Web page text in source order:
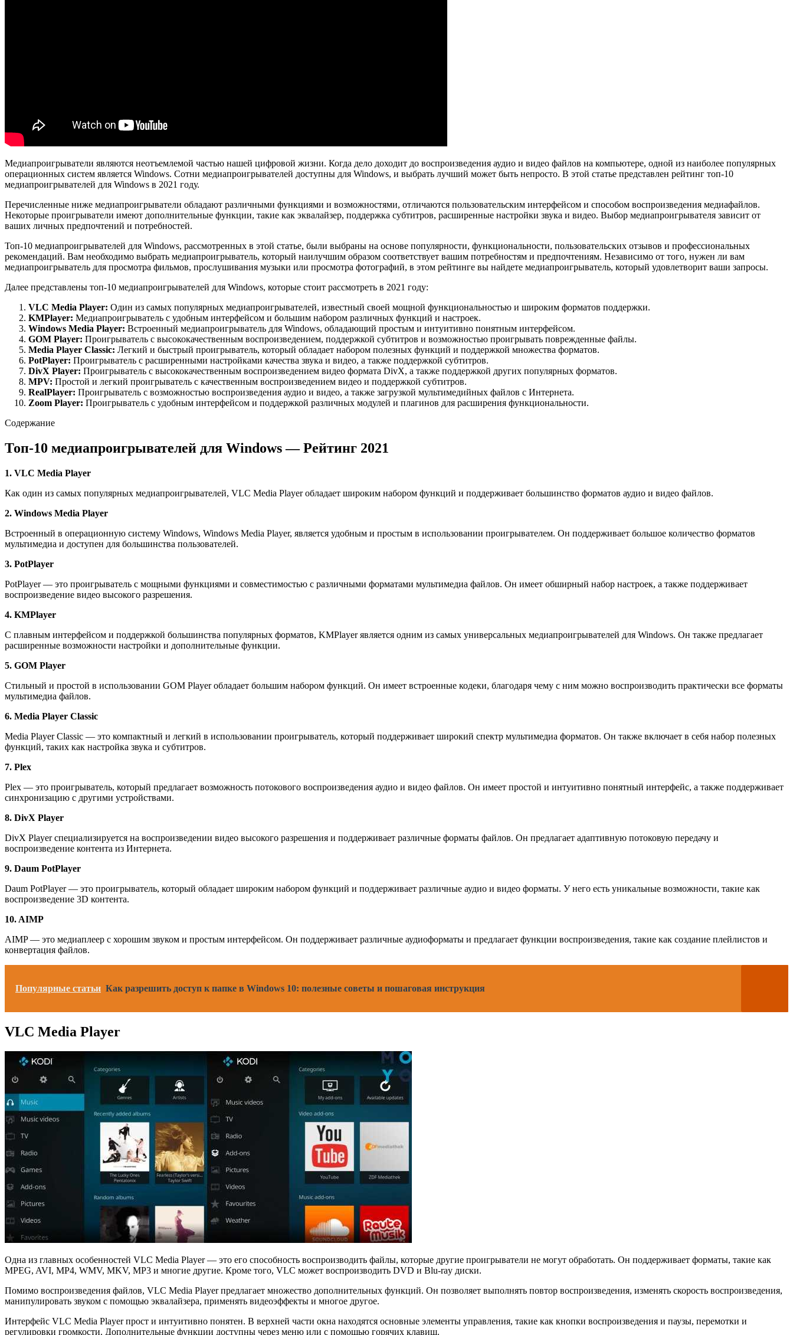
Медиапроигрыватели являются неотъемлемой частью нашей цифровой жизни. Когда дело доходит до воспроизведения аудио и видео файлов на компьютере, одной из наиболее популярных
операционных систем является Windows. Сотни медиапроигрывателей доступны для Windows, и выбрать лучший может быть непросто. В этой статье представлен рейтинг топ-10
медиапроигрывателей для Windows в 2021 году.
Перечисленные ниже медиапроигрыватели обладают различными функциями и возможностями, отличаются пользовательским интерфейсом и способом воспроизведения медиафайлов.
Некоторые проигрыватели имеют дополнительные функции, такие как эквалайзер, поддержка субтитров, расширенные настройки звука и видео. Выбор медиапроигрывателя зависит от
ваших личных предпочтений и потребностей.
Топ-10 медиапроигрывателей для Windows, рассмотренных в этой статье, были выбраны на основе популярности, функциональности, пользовательских отзывов и профессиональных
рекомендаций. Вам необходимо выбрать медиапроигрыватель, который наилучшим образом соответствует вашим потребностям и предпочтениям. Независимо от того, нужен ли вам
медиапроигрыватель для просмотра фильмов, прослушивания музыки или просмотра фотографий, в этом рейтинге вы найдете медиапроигрыватель, который удовлетворит ваши запросы.
Далее представлены топ-10 медиапроигрывателей для Windows, которые стоит рассмотреть в 2021 году:
VLC Media Player: Один из самых популярных медиапроигрывателей, известный своей мощной функциональностью и широким форматов поддержки.
KMPlayer: Медиапроигрыватель с удобным интерфейсом и большим набором различных функций и настроек.
Windows Media Player: Встроенный медиапроигрыватель для Windows, обладающий простым и интуитивно понятным интерфейсом.
GOM Player: Проигрыватель с высококачественным воспроизведением, поддержкой субтитров и возможностью проигрывать поврежденные файлы.
Media Player Classic: Легкий и быстрый проигрыватель, который обладает набором полезных функций и поддержкой множества форматов.
PotPlayer: Проигрыватель с расширенными настройками качества звука и видео, а также поддержкой субтитров.
DivX Player: Проигрыватель с высококачественным воспроизведением видео формата DivX, а также поддержкой других популярных форматов.
MPV: Простой и легкий проигрыватель с качественным воспроизведением видео и поддержкой субтитров.
RealPlayer: Проигрыватель с возможностью воспроизведения аудио и видео, а также загрузкой мультимедийных файлов с Интернета.
Zoom Player: Проигрыватель с удобным интерфейсом и поддержкой различных модулей и плагинов для расширения функциональности.
Содержание
Топ-10 медиапроигрывателей для Windows — Рейтинг 2021
1. VLC Media Player
Как один из самых популярных медиапроигрывателей, VLC Media Player обладает широким набором функций и поддерживает большинство форматов аудио и видео файлов.
2. Windows Media Player
Встроенный в операционную систему Windows, Windows Media Player, является удобным и простым в использовании проигрывателем. Он поддерживает большое количество форматов
мультимедиа и доступен для большинства пользователей.
3. PotPlayer
PotPlayer — это проигрыватель с мощными функциями и совместимостью с различными форматами мультимедиа файлов. Он имеет обширный набор настроек, а также поддерживает
воспроизведение видео высокого разрешения.
4. KMPlayer
С плавным интерфейсом и поддержкой большинства популярных форматов, KMPlayer является одним из самых универсальных медиапроигрывателей для Windows. Он также предлагает
расширенные возможности настройки и дополнительные функции.
5. GOM Player
Стильный и простой в использовании GOM Player обладает большим набором функций. Он имеет встроенные кодеки, благодаря чему с ним можно воспроизводить практически все форматы
мультимедиа файлов.
6. Media Player Classic
Media Player Classic — это компактный и легкий в использовании проигрыватель, который поддерживает широкий спектр мультимедиа форматов. Он также включает в себя набор полезных
функций, таких как настройка звука и субтитров.
7. Plex
Plex — это проигрыватель, который предлагает возможность потокового воспроизведения аудио и видео файлов. Он имеет простой и интуитивно понятный интерфейс, а также поддерживает
синхронизацию с другими устройствами.
8. DivX Player
DivX Player специализируется на воспроизведении видео высокого разрешения и поддерживает различные форматы файлов. Он предлагает адаптивную потоковую передачу и
воспроизведение контента из Интернета.
9. Daum PotPlayer
Daum PotPlayer — это проигрыватель, который обладает широким набором функций и поддерживает различные аудио и видео форматы. У него есть уникальные возможности, такие как
воспроизведение 3D контента.
10. AIMP
AIMP — это медиаплеер с хорошим звуком и простым интерфейсом. Он поддерживает различные аудиоформаты и предлагает функции воспроизведения, такие как создание плейлистов и
конвертация файлов.
Популярные статьи Как разрешить доступ к папке в Windows 10: полезные советы и пошаговая инструкция
VLC Media Player
Одна из главных особенностей VLC Media Player — это его способность воспроизводить файлы, которые другие проигрыватели не могут обработать. Он поддерживает форматы, такие как
MPEG, AVI, MP4, WMV, MKV, MP3 и многие другие. Кроме того, VLC может воспроизводить DVD и Blu-ray диски.
Помимо воспроизведения файлов, VLC Media Player предлагает множество дополнительных функций. Он позволяет выполнять повтор воспроизведения, изменять скорость воспроизведения,
манипулировать звуком с помощью эквалайзера, применять видеоэффекты и многое другое.
Интерфейс VLC Media Player прост и интуитивно понятен. В верхней части окна находятся основные элементы управления, такие как кнопки воспроизведения и паузы, перемотки и
регулировки громкости. Дополнительные функции доступны через меню или с помощью горячих клавиш.